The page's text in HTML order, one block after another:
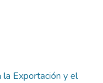
la Exportación y el